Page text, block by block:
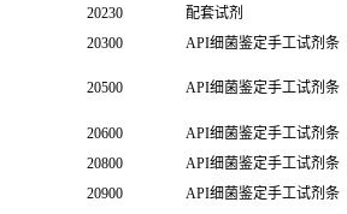
20230
配套试剂
20300
API细菌鉴定手工试剂条
20500 API细菌鉴定手工试剂条
20600 API细菌鉴定手工试剂条
20800
API细菌鉴定手工试剂条
20900
API细菌鉴定手工试剂条